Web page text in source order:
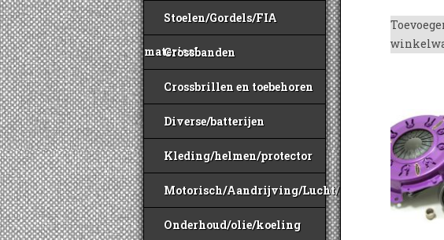
Stoelen/Gordels/FIA
materiaal
Crossbanden
Crossbrillen en toebehoren
Diverse/batterijen
Kleding/helmen/protector
Motorisch/Aandrijving/Lucht/Benzine
Onderhoud/olie/koeling